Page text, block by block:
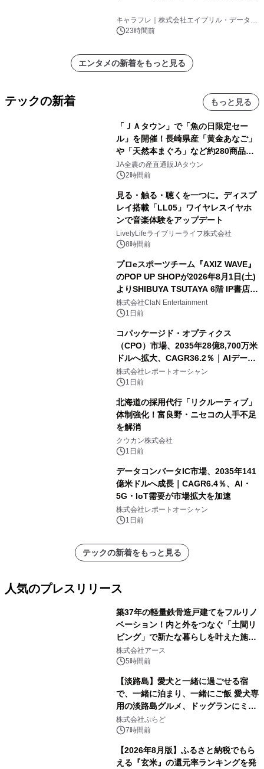
キャラフレ｜株式会社エイプリル・データ・
デザインズ
23時間前
エンタメの新着をもっと見る
テックの新着 もっと見る
「ＪＡタウン」で「魚の日限定セー
ル」を開催！長崎県産「黄金あなご」
や「天然本まぐろ」など約280商品を
販売！～毎月１０日の定例企画～
JA全農の産直通販JAタウン
2時間前
見る・触る・聴くを一つに。ディスプ
レイ搭載「LL05」ワイヤレスイヤホ
ンで音楽体験をアップデート
LivelyLifeライブリーライフ株式会社
8時間前
プロeスポーツチーム『AXIZ WAVE』
のPOP UP SHOPが2026年8月1日(土)
よりSHIBUYA TSUTAYA 6階 IP書店で
開催決定！！
株式会社ClaN Entertainment
1日前
コパッケージド・オプティクス
（CPO）市場、2035年28億8,700万米
ドルへ拡大、CAGR36.2％｜AIデータ
センター・高速光通信需要が成長を加
速
株式会社レポートオーシャン
1日前
北海道の採用代行「リクルーティブ」
体制強化！富良野・ニセコの人手不足
を解消
クウカン株式会社
1日前
データコンバータIC市場、2035年141
億米ドルへ成長｜CAGR6.4％、AI・
5G・IoT需要が市場拡大を加速
株式会社レポートオーシャン
1日前
テックの新着をもっと見る
人気のプレスリリース
築37年の軽量鉄骨造戸建てをフルリノ
ベーション！内と外をつなぐ「土間リ
ビング」で新たな暮らしを叶えた施工
事例を株式会社アースが公開
株式会社アース
5時間前
【淡路島】愛犬と一緒に過ごせる宿
で、一緒に泊まり、一緒にご飯 愛犬専
用の淡路島グルメ、ドッグランにミニ
プール グランピングとトレーラーハウ
スの2施設で
株式会社ぷらど
7時間前
【2026年8月版】ふるさと納税でもら
える『玄米』の還元率ランキングを発